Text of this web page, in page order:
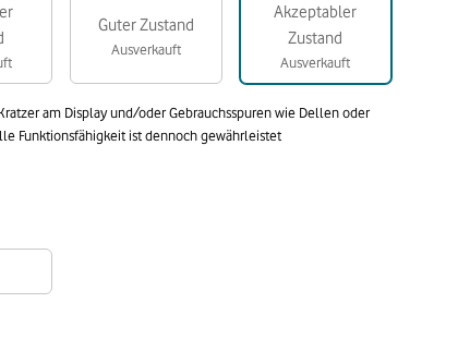
Guter Zustand
Ausverkauft
Akzeptabler
Zustand
Ausverkauft
am Display und/oder Gebrauchsspuren wie Dellen oder
Funktionsfähigkeit ist dennoch gewährleistet